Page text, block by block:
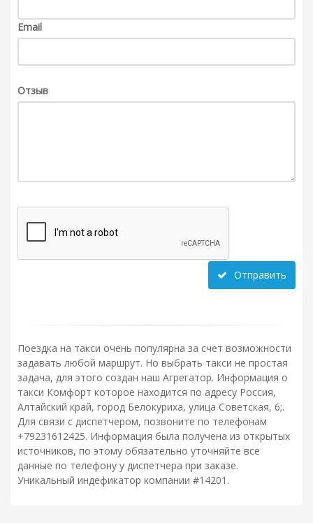
Email
Отзыв
Отправить
Поездка на такси очень популярна за счет возможности
задавать любой маршрут. Но выбрать такси не простая
задача, для этого создан наш Агрегатор. Информация о
такси Комфорт которое находится по адресу Россия,
Алтайский край, город Белокуриха, улица Советская, 6;.
Для связи с диспетчером, позвоните по телефонам
+79231612425. Информация была получена из открытых
источников, по этому обязательно уточняйте все
данные по телефону у диспетчера при заказе.
Уникальный индефикатор компании #14201.